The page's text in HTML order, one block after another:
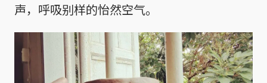
声，呼吸别样的怡然空气。